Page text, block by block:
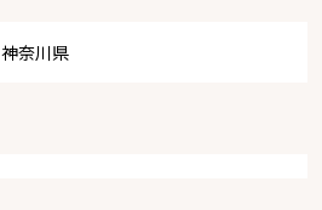
神奈川県